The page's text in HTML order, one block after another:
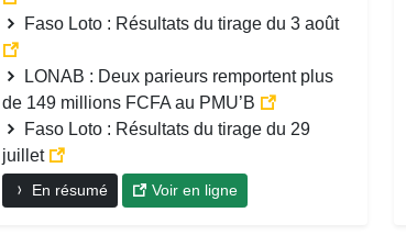
Faso Loto : Résultats du tirage du 3 août
LONAB : Deux parieurs remportent plus
de 149 millions FCFA au PMU’B
Faso Loto : Résultats du tirage du 29
juillet
En résumé Voir en ligne